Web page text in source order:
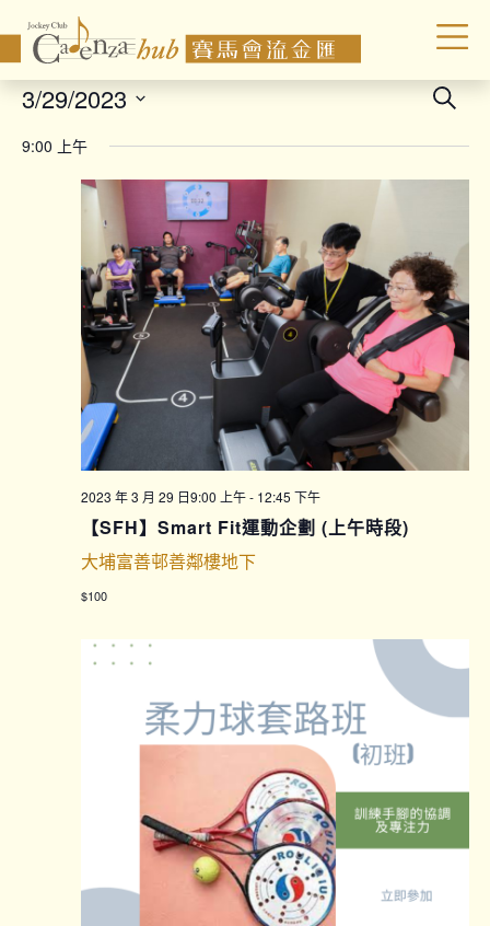
Search
3/29/2023
date.
9:00 上午
2023 年 3 月 29 日9:00 上午- 12:45 下午
【SFH】Smart Fit運動企劃 (上午時段)
大埔富善邨善鄰樓地下
$100